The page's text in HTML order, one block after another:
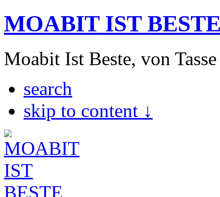
MOABIT IST
Moabit Ist Beste, von
search
skip to content ↓